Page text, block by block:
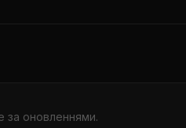
за оновленнями.